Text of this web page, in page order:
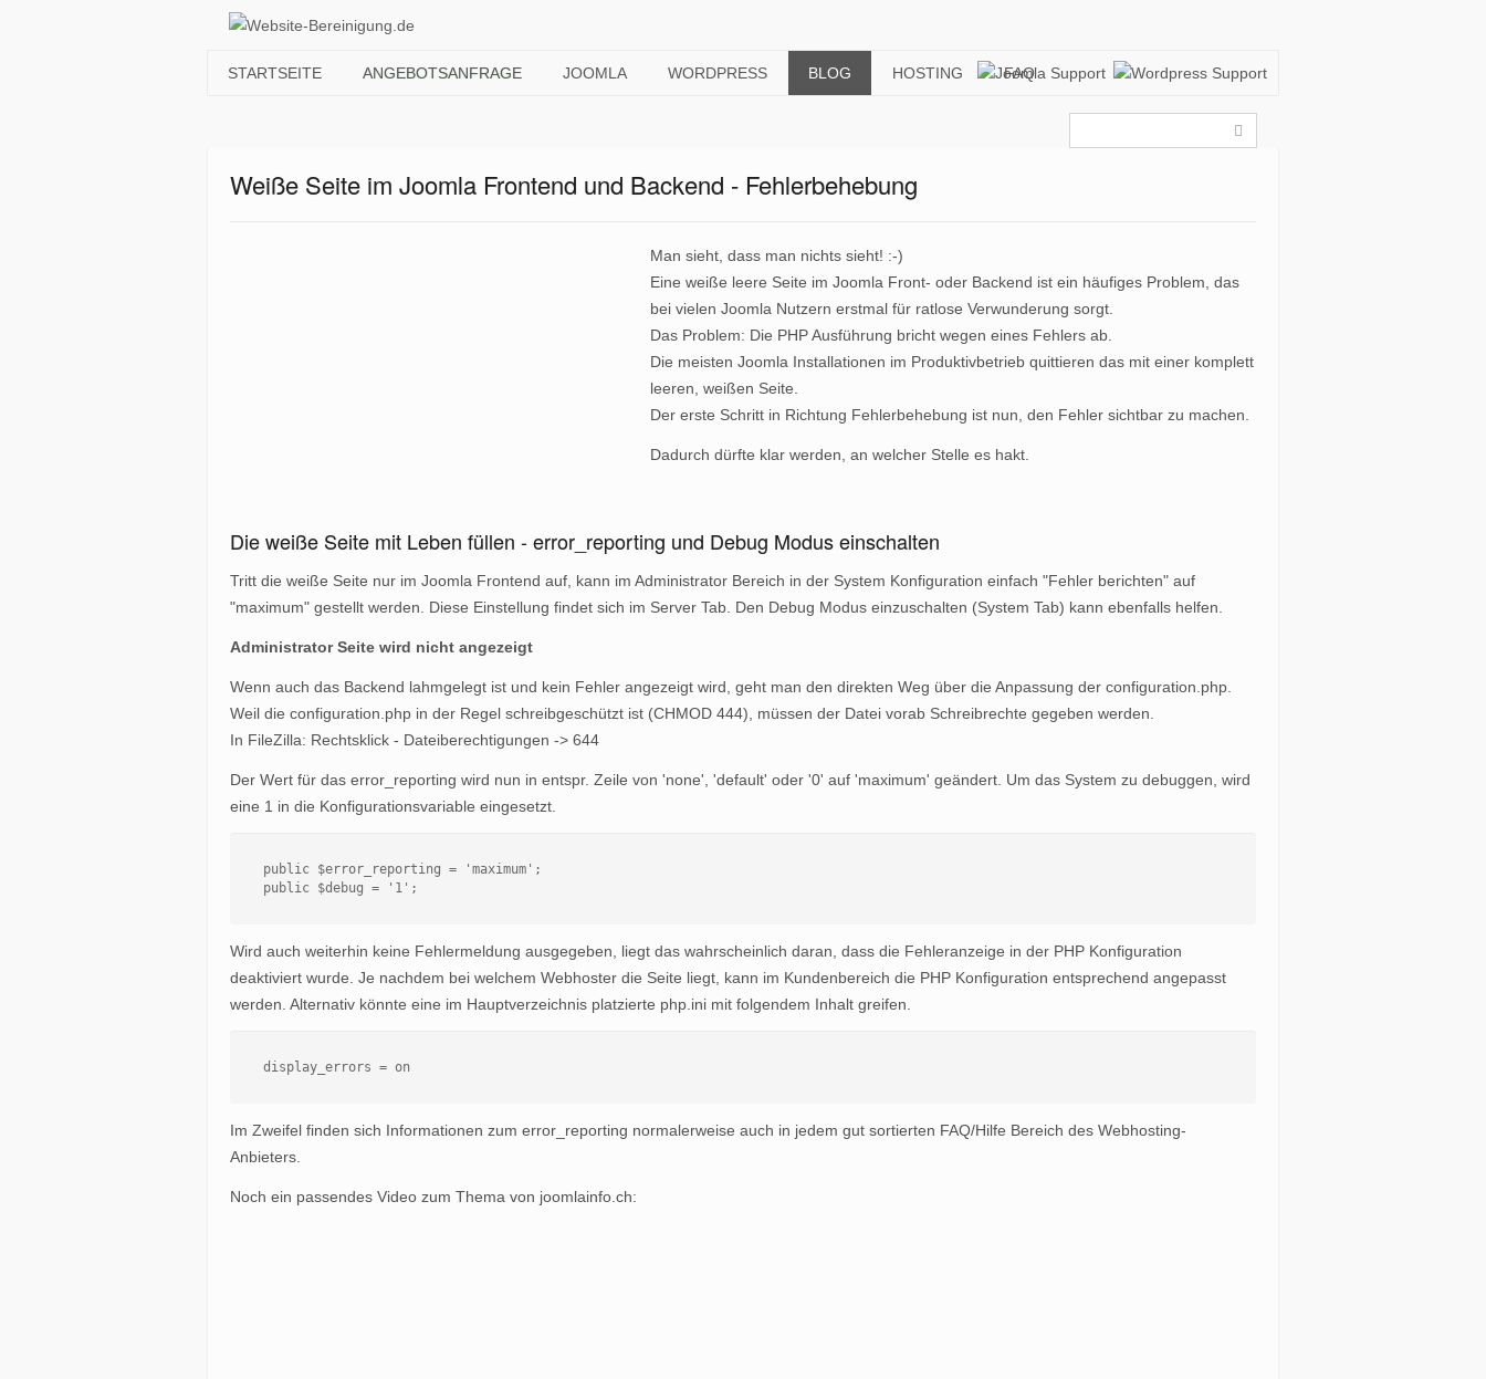
STARTSEITE ANGEBOTSANFRAGE JOOMLA WORDPRESS BLOG HOSTING FAQ
Weiße Seite im Joomla Frontend und Backend - Fehlerbehebung
Man sieht, dass man nichts sieht! :-)
Eine weiße leere Seite im Joomla Front- oder Backend ist ein häufiges Problem, das
bei vielen Joomla Nutzern erstmal für ratlose Verwunderung sorgt.
Das Problem: Die PHP Ausführung bricht wegen eines Fehlers ab.
Die meisten Joomla Installationen im Produktivbetrieb quittieren das mit einer komplett
leeren, weißen Seite.
Der erste Schritt in Richtung Fehlerbehebung ist nun, den Fehler sichtbar zu machen.
Dadurch dürfte klar werden, an welcher Stelle es hakt.
Die weiße Seite mit Leben füllen - error_reporting und Debug Modus einschalten
Tritt die weiße Seite nur im Joomla Frontend auf, kann im Administrator Bereich in der System Konfiguration einfach "Fehler berichten" auf
"maximum" gestellt werden. Diese Einstellung findet sich im Server Tab. Den Debug Modus einzuschalten (System Tab) kann ebenfalls helfen.
Administrator Seite wird nicht angezeigt
Wenn auch das Backend lahmgelegt ist und kein Fehler angezeigt wird, geht man den direkten Weg über die Anpassung der configuration.php.
Weil die configuration.php in der Regel schreibgeschützt ist (CHMOD 444), müssen der Datei vorab Schreibrechte gegeben werden.
In FileZilla: Rechtsklick - Dateiberechtigungen -> 644
Der Wert für das error_reporting wird nun in entspr. Zeile von 'none', 'default' oder '0' auf 'maximum' geändert. Um das System zu debuggen, wird
eine 1 in die Konfigurationsvariable eingesetzt.
public $error_reporting = 'maximum';
public $debug = '1';
Wird auch weiterhin keine Fehlermeldung ausgegeben, liegt das wahrscheinlich daran, dass die Fehleranzeige in der PHP Konfiguration
deaktiviert wurde. Je nachdem bei welchem Webhoster die Seite liegt, kann im Kundenbereich die PHP Konfiguration entsprechend angepasst
werden. Alternativ könnte eine im Hauptverzeichnis platzierte php.ini mit folgendem Inhalt greifen.
display_errors = on
Im Zweifel finden sich Informationen zum error_reporting normalerweise auch in jedem gut sortierten FAQ/Hilfe Bereich des Webhosting-
Anbieters.
Noch ein passendes Video zum Thema von joomlainfo.ch: